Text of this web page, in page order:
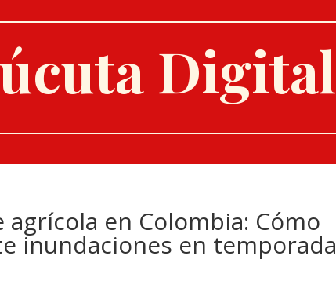
Digital
en Colombia: Cómo
inundaciones en temporada